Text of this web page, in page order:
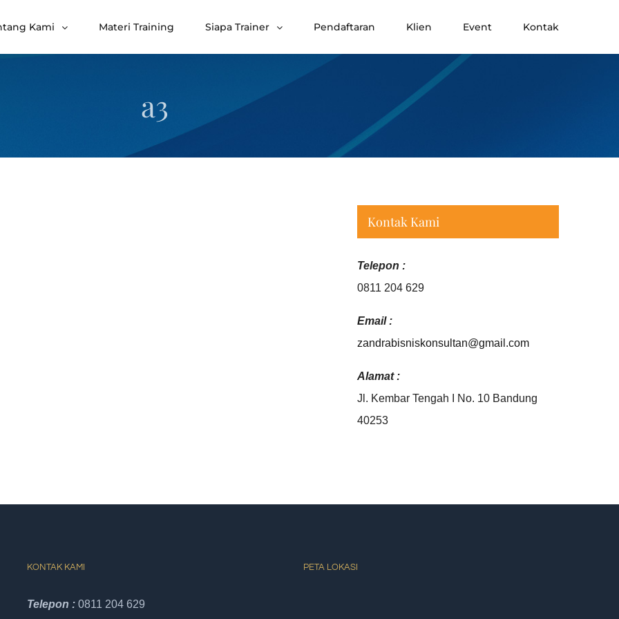
Kami Materi Training Siapa Trainer Pendaftaran Klien Event Kontak
a3
Kontak Kami
Telepon :
0811 204 629
Email :
zandrabisniskonsultan@gmail.com
Alamat :
Jl. Kembar Tengah I No. 10 Bandung
40253
KONTAK KAMI
Telepon : 0811 204 629
PETA LOKASI